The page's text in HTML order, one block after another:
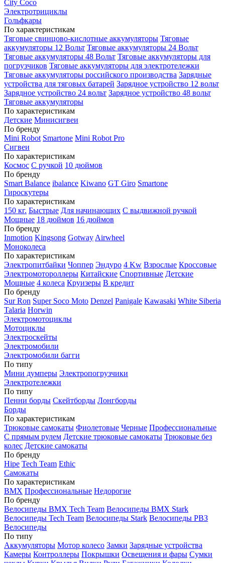
City Coco
Электротрициклы
Гольфкары
По характеристикам
Тяговые свинцово-кислотные аккумуляторы Тяговые
аккумуляторы 12 Вольт Тяговые аккумуляторы 24 Вольт
Тяговые аккумуляторы 48 Вольт Тяговые аккумуляторы для
погрузчиков Тяговые аккумуляторы для электротележки
Тяговые аккумуляторы российского производства Зарядные
устройства для тяговых батарей Зарядное устройство 12 вольт
Зарядное устройство 24 вольт Зарядное устройство 48 вольт
Тяговые аккумуляторы
По характеристикам
Детские Минисигвеи
По бренду
Mini Robot Smartone Mini Robot Pro
Сигвеи
По характеристикам
Космос С ручкой 10 дюймов
По бренду
Smart Balance ibalance Kiwano GT Giro Smartone
Гироскутеры
По характеристикам
150 кг. Быстрые Для начинающих С выдвижной ручкой
Мощные 18 дюймов 16 дюймов
По бренду
Inmotion Kingsong Gotway Airwheel
Моноколеса
По характеристикам
Электропитбайки Чоппер Эндуро 4 Kw Взрослые Кроссовые
Электромотороллеры Китайские Спортивные Детские
Мощные 4 колеса Круизеры В кредит
По бренду
Sur Ron Super Soco Moto Denzel Panigale Kawasaki White Siberia
Talaria Horwin
Электромотоциклы
Мотоциклы
Электроскейты
Электромобили
Электромобили багги
По типу
Мини думперы Электропогрузчики
Электротележки
По типу
Пенни борды Скейтборды Лонгборды
Борды
По характеристикам
Трюковые самокаты Фиолетовые Черные Профессиональные
С прямым рулем Детские трюковые самокаты Трюковые без
колес Детские самокаты
По бренду
Hipe Tech Team Ethic
Самокаты
По характеристикам
BMX Профессиональные Недорогие
По бренду
Велосипеды BMX Tech Team Велосипеды BMX Stark
Велосипеды Tech Team Велосипеды Stark Велосипеды РВЗ
Велосипеды
По типу
Аккумуляторы Мотор колесо Замки Зарядные устройства
Камеры Контроллеры Покрышки Освещения и фары Сумки